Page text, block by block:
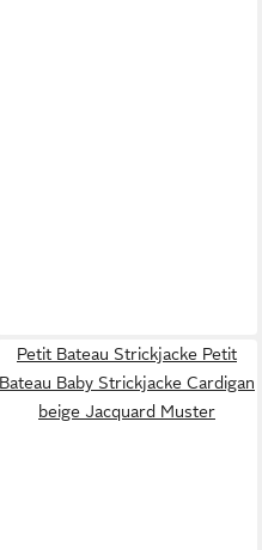
Petit Bateau Strickjacke Petit
Bateau Baby Strickjacke Cardigan
beige Jacquard Muster